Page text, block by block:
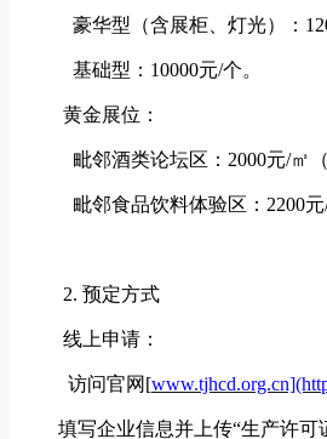
豪华型（含展柜、灯光）：
基础型：10000元/个。
黄金展位：
毗邻酒类论坛区：2000元/㎡
毗邻食品饮料体验区：2200
2. 预定方式
线上申请：
访问官网[
填写企业信息并上传“生产许可